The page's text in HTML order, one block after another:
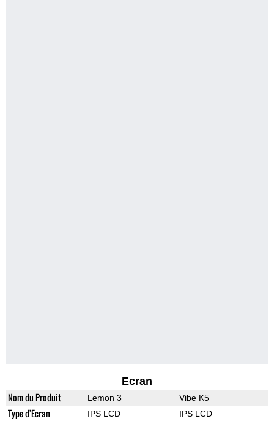
Ecran
Nom du Produit Lemon 3 Vibe K5
Type d'Ecran IPS LCD IPS LCD